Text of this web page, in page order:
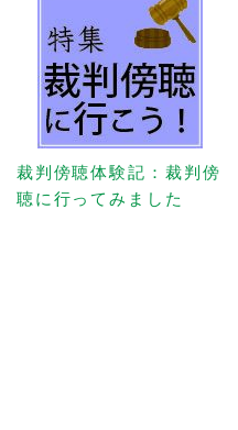
裁判傍聴体験記：裁判傍
聴に行ってみました